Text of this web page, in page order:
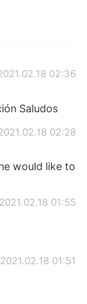
02:36
Saludos
02:28
would like to
2021.02.18 01:55
2021.02.18 01:51